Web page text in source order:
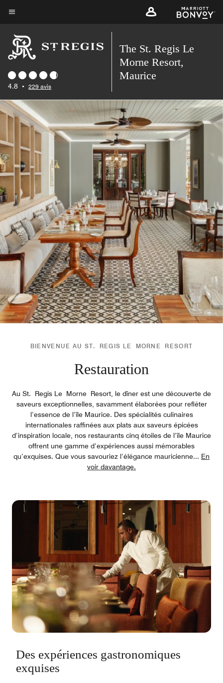
Skip
main
content
4.8 • 229 avis
The St. Regis Le
Morne Resort,
Maurice
BIENVENUE AU ST. REGIS LE MORNE RESORT
Restauration
Au St. Regis Le Morne Resort, le dîner est une découverte de
saveurs exceptionnelles, savamment élaborées pour refléter
l’essence de l’île Maurice. Des spécialités culinaires
internationales raffinées aux plats aux saveurs épicées
d’inspiration locale, nos restaurants cinq étoiles de l’île Maurice
offrent une gamme d’expériences aussi mémorables
qu’exquises. Que vous savouriez l’élégance mauricienne... En
voir davantage.
Des expériences gastronomiques
exquises